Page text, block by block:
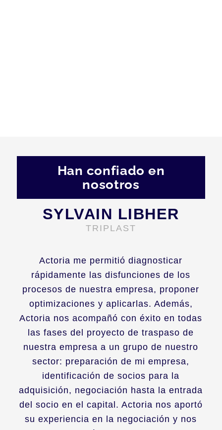
Han confiado en
nosotros
Actoria me permitió diagnosticar
rápidamente las disfunciones de los
procesos de nuestra empresa, proponer
optimizaciones y aplicarlas. Además,
Actoria nos acompañó con éxito en todas
las fases del proyecto de traspaso de
nuestra empresa a un grupo de nuestro
sector: preparación de mi empresa,
identificación de socios para la
adquisición, negociación hasta la entrada
del socio en el capital. Actoria nos aportó
su experiencia en la negociación y nos
SYLVAIN LIBHER
TRIPLAST